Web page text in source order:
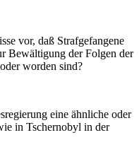
vor, daß Strafgefangene
Bewältigung der Folgen der
worden sind?
eine ähnliche oder
in Tschernobyl in der